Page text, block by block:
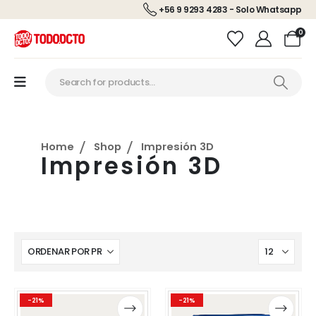
+56 9 9293 4283 - Solo Whatsapp
0
Home Shop Impresión 3D
Impresión 3D
-21%
Este
producto
Este
producto
-21%
Este
producto
Este
producto